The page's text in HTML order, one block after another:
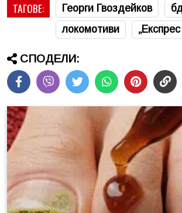
ТАГОВЕ: Георги Гвоздейков
локомотиви
СПОДЕЛИ: